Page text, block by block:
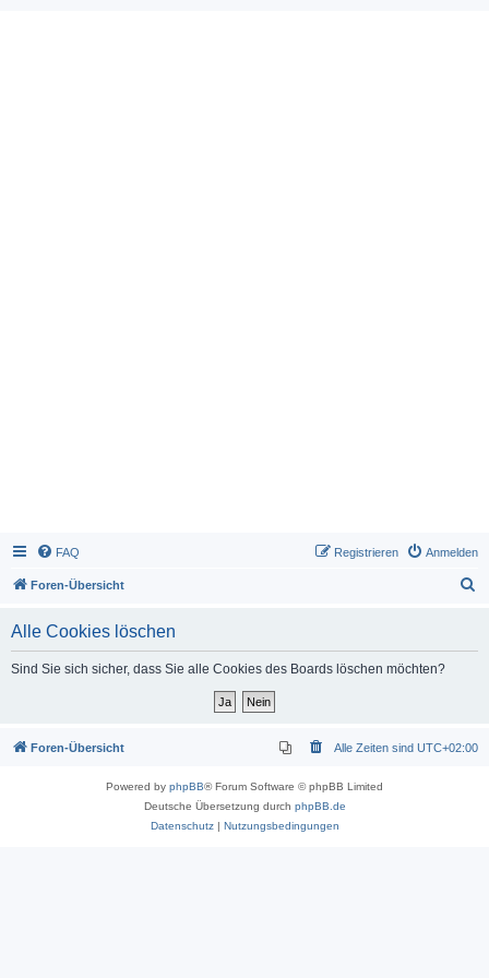
FAQ Anmelden
Registrieren
Foren-Übersicht
Alle Cookies löschen
Sind Sie sich sicher, dass Sie alle Cookies des Boards löschen möchten?
Foren-Übersicht Alle Zeiten sind UTC+02:00
Powered by phpBB® Forum Software © phpBB Limited
Deutsche Übersetzung durch phpBB.de
Datenschutz| Nutzungsbedingungen